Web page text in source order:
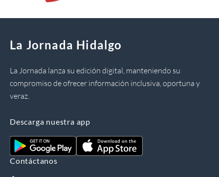
La Jornada Hidalgo
La Jornada lanza su edición digital, manteniendo su
compromiso de ofrecer información inclusiva, oportuna y
veraz.
Descarga nuestra app
Contáctanos